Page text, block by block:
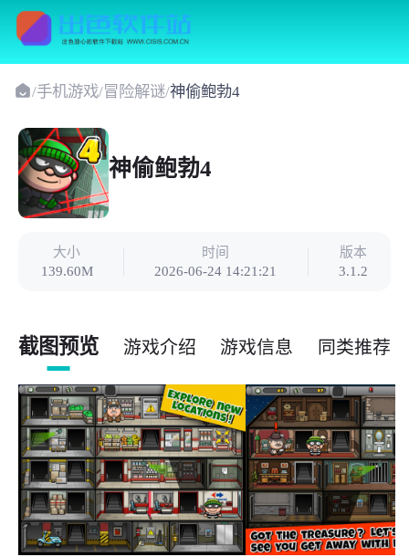
/手机游戏/冒险解谜/神偷鲍勃4
神偷鲍勃4
大小
139.60M
时间
2026-06-24 14:21:21
版本
3.1.2
截图预览 游戏介绍 游戏信息 同类推荐